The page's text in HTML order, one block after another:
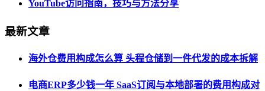
YouTube访问指南，技巧与方法分享
最新文章
海外仓费用构成怎么算 头程仓储到一件代发的成本拆解
电商ERP多少钱一年 SaaS订阅与本地部署的费用构成对